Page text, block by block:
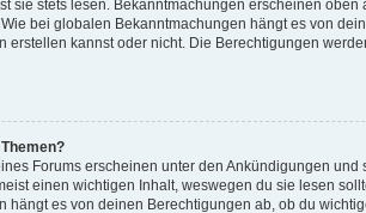
sie stets lesen. Bekanntmachungen erscheinen oben
bei globalen Bekanntmachungen hängt es von
erstellen kannst oder nicht. Die Berechtigungen
Forums erscheinen unter den Ankündigungen und
einen wichtigen Inhalt, weswegen du sie lesen
hängt es von deinen Berechtigungen ab, ob du